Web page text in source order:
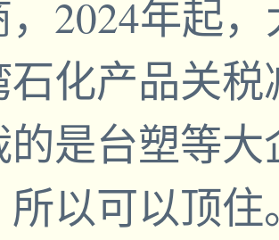
2024年起
石化产品关
的是台塑等
所以可以顶